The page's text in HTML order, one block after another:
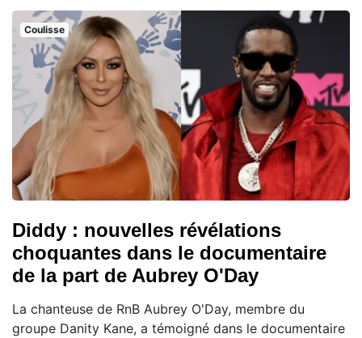
Coulisse
Diddy : nouvelles révélations
choquantes dans le documentaire
de la part de Aubrey O'Day
La chanteuse de RnB Aubrey O'Day, membre du
groupe Danity Kane, a témoigné dans le documentaire